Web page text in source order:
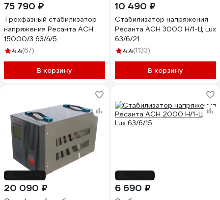
75 790 ₽
Трехфазный стабилизатор
напряжения Ресанта АСН
15000/3 63/4/5
4.4(67)
В корзину
10 490 ₽
Стабилизатор напряжения
Ресанта АСН 3000 Н/1-Ц Lux
63/6/21
4.4(1133)
В корзину
20 090 ₽ 6 690 ₽